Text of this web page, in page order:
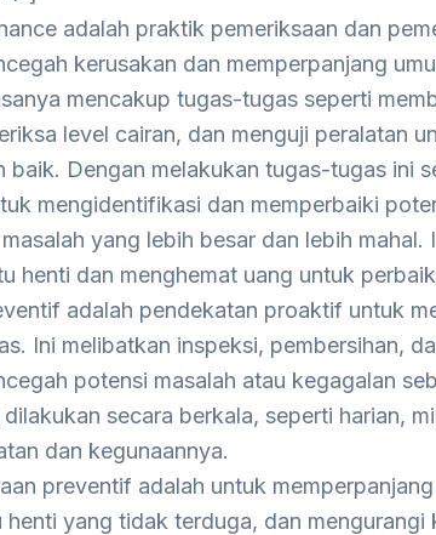
adalah praktik pemeriksaan dan
kerusakan dan memperpanjang
mencakup tugas-tugas seperti
level cairan, dan menguji peralatan
baik. Dengan melakukan tugas-tugas ini
mengidentifikasi dan memperbaiki
yang lebih besar dan lebih mahal.
henti dan menghemat uang untuk
adalah pendekatan proaktif untuk
Ini melibatkan inspeksi, pembersihan,
potensi masalah atau kegagalan
secara berkala, seperti harian,
dan kegunaannya.
preventif adalah untuk
yang tidak terduga, dan mengurangi